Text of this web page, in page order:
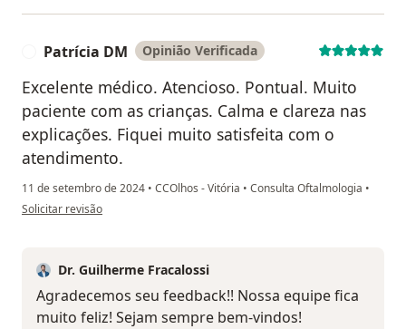
Patrícia DM Opinião Verificada
Excelente médico. Atencioso. Pontual. Muito
paciente com as crianças. Calma e clareza nas
explicações. Fiquei muito satisfeita com o
atendimento.
11 de setembro de 2024 • CCOlhos - Vitória • Consulta Oftalmologia •
na opinião do utilizador Patrícia DM
Solicitar revisão
Dr. Guilherme Fracalossi
Agradecemos seu feedback!! Nossa equipe fica
muito feliz! Sejam sempre bem-vindos!